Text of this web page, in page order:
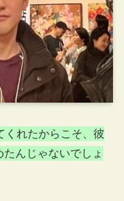
くれたからこそ、彼
んじゃないでしょ